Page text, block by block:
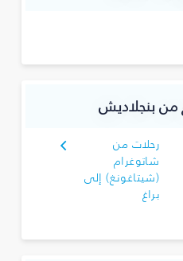
من بنجلاديش
رحلات من
شاتوغرام
(شيتاغونغ) إلى
براغ